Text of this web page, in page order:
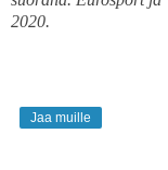
2020.
Jaa muille